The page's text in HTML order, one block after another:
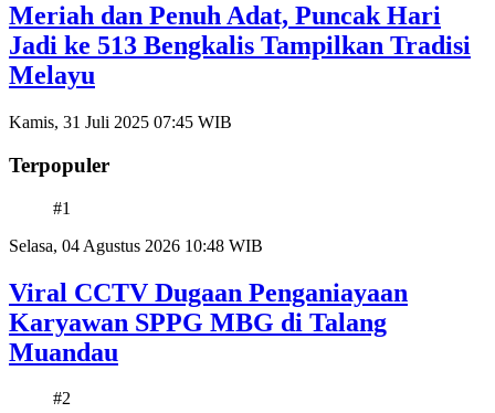
Meriah dan Penuh Adat, Puncak Hari
Jadi ke 513 Bengkalis Tampilkan Tradisi
Melayu
Kamis, 31 Juli 2025 07:45 WIB
Terpopuler
#1
Selasa, 04 Agustus 2026 10:48 WIB
Viral CCTV Dugaan Penganiayaan
Karyawan SPPG MBG di Talang
Muandau
#2